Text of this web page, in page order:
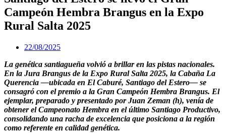
Campeón Hembra Brangus en la Expo
Rural Salta 2025
22/08/2025
La genética santiagueña volvió a brillar en las pistas nacionales.
En la Jura Brangus de la Expo Rural Salta 2025, la Cabaña La
Querencia —ubicada en El Caburé, Santiago del Estero— se
consagró con el premio a la Gran Campeón Hembra Brangus. El
ejemplar, preparado y presentado por Juan Zeman (h), venía de
obtener el Campeonato Hembra en el último Santiago Productivo,
consolidando una racha de excelencia que posiciona a la región
como referente en calidad genética.